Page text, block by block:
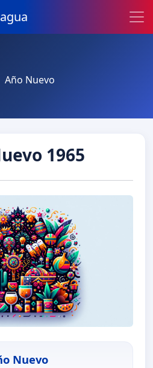
Año Nuevo
1965
Nuevo